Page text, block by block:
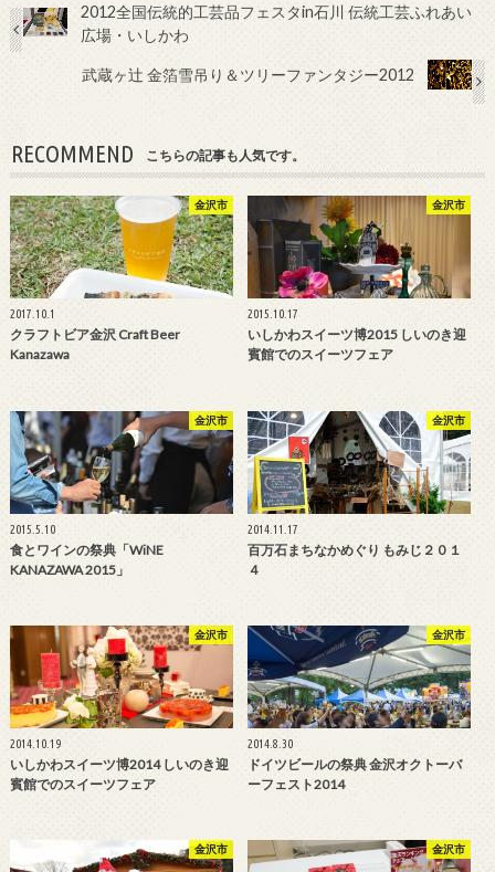
2012全国伝統的工芸品フェスタin石川 伝統工芸ふれあい
広場・いしかわ
武蔵ヶ辻 金箔雪吊り＆ツリーファンタジー2012
RECOMMEND こちらの記事も人気です。
金沢市
2017.10.1
クラフトビア金沢 Craft Beer
Kanazawa
金沢市
2015.10.17
いしかわスイーツ博2015 しいのき迎
賓館でのスイーツフェア
金沢市
2015.5.10
食とワインの祭典「WiNE
KANAZAWA 2015」
金沢市
2014.11.17
百万石まちなかめぐり もみじ２０１
４
金沢市
2014.10.19
いしかわスイーツ博2014 しいのき迎
賓館でのスイーツフェア
金沢市
2014.8.30
ドイツビールの祭典 金沢オクトーバ
ーフェスト2014
金沢市 金沢市